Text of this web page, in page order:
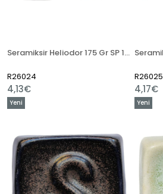
Seramiksir Heliodor 175 Gr SP 1387
R26024
4,13€
R26025
4,17€
Yeni
Yeni